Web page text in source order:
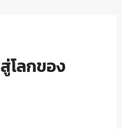
โลกของ